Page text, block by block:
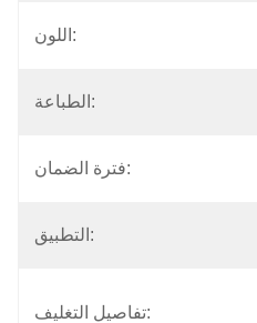
اللون:
الطباعة:
فترة الضمان:
التطبيق:
تفاصيل التغليف: